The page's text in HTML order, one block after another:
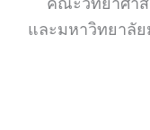
และมหาวิทยาลั